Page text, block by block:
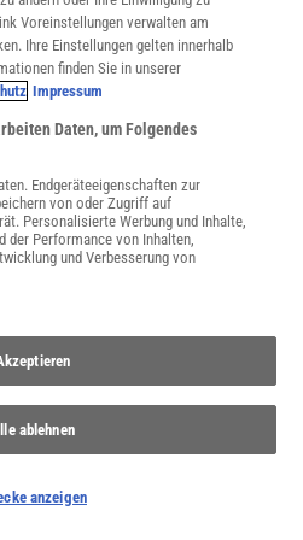
Lösungen finden, die die
neue Ära der Zeitmessung ein
| Unklare Projektionen
löst Physik-Rätsel mit KI
Wasser ist unerwartet
| Wer löst das Navier-Stokes-
Voreinstellungen verwalten am
Ihre Einstellungen gelten innerhalb
finden Sie in unserer
Impressum
Daten, um Folgendes
Endgeräteeigenschaften zur
von oder Zugriff auf
Personalisierte Werbung und Inhalte,
der Performance von Inhalten,
und Verbesserung von
ablehnen
anzeigen